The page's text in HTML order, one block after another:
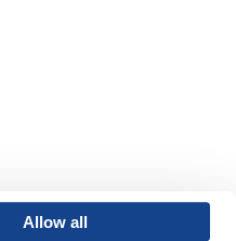
Allow all